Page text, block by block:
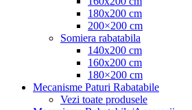
180x200 cm
200×200 cm
Somiera rabatabila
140x200 cm
160x200 cm
180×200 cm
Mecanisme Paturi Rabatabile
Vezi toate produsele